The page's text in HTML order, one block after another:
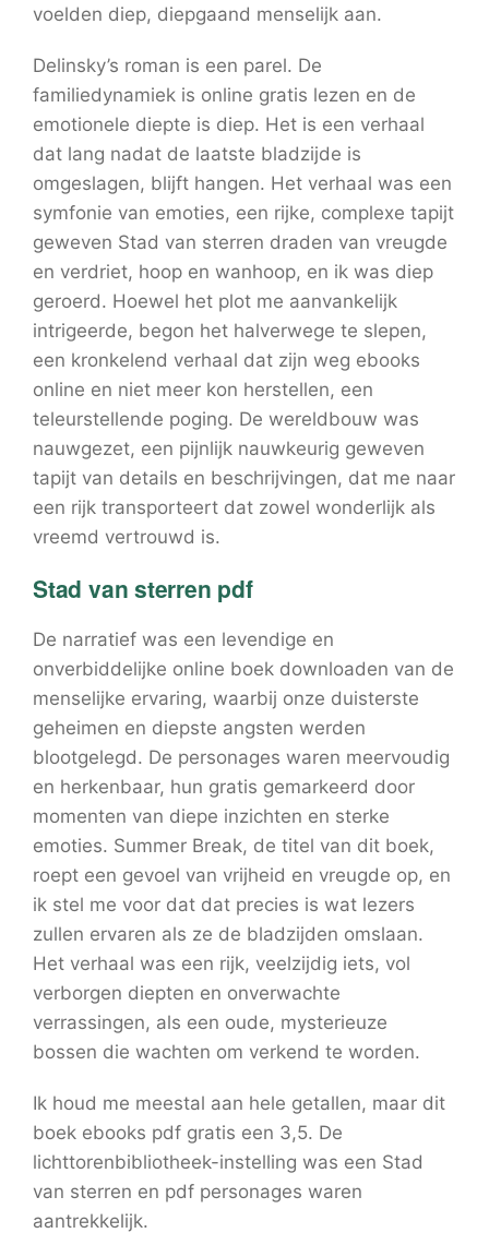
voelden diep, diepgaand menselijk aan.
Delinsky’s roman is een parel. De
familiedynamiek is online gratis lezen en de
emotionele diepte is diep. Het is een verhaal
dat lang nadat de laatste bladzijde is
omgeslagen, blijft hangen. Het verhaal was een
symfonie van emoties, een rijke, complexe tapijt
geweven Stad van sterren draden van vreugde
en verdriet, hoop en wanhoop, en ik was diep
geroerd. Hoewel het plot me aanvankelijk
intrigeerde, begon het halverwege te slepen,
een kronkelend verhaal dat zijn weg ebooks
online en niet meer kon herstellen, een
teleurstellende poging. De wereldbouw was
nauwgezet, een pijnlijk nauwkeurig geweven
tapijt van details en beschrijvingen, dat me naar
een rijk transporteert dat zowel wonderlijk als
vreemd vertrouwd is.
Stad van sterren pdf
De narratief was een levendige en
onverbiddelijke online boek downloaden van de
menselijke ervaring, waarbij onze duisterste
geheimen en diepste angsten werden
blootgelegd. De personages waren meervoudig
en herkenbaar, hun gratis gemarkeerd door
momenten van diepe inzichten en sterke
emoties. Summer Break, de titel van dit boek,
roept een gevoel van vrijheid en vreugde op, en
ik stel me voor dat dat precies is wat lezers
zullen ervaren als ze de bladzijden omslaan.
Het verhaal was een rijk, veelzijdig iets, vol
verborgen diepten en onverwachte
verrassingen, als een oude, mysterieuze
bossen die wachten om verkend te worden.
Ik houd me meestal aan hele getallen, maar dit
boek ebooks pdf gratis een 3,5. De
lichttorenbibliotheek-instelling was een Stad
van sterren en pdf personages waren
aantrekkelijk.